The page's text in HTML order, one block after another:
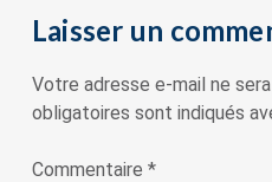
Laisser un
Votre adresse e-mail ne
obligatoires sont indiqués
Commentaire *